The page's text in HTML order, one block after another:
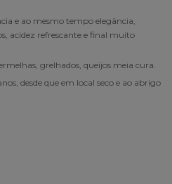
e ao mesmo tempo elegância,
acidez refrescante e final muito
grelhados, queijos meia cura.
desde que em local seco e ao abrigo